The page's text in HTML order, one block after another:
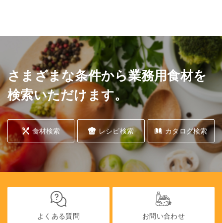
さまざまな条件から業務用食材を
検索いただけます。
食材検索 レシピ検索 カタログ検索
よくある質問 お問い合わせ